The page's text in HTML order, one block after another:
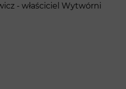
- właściciel Wytwórni